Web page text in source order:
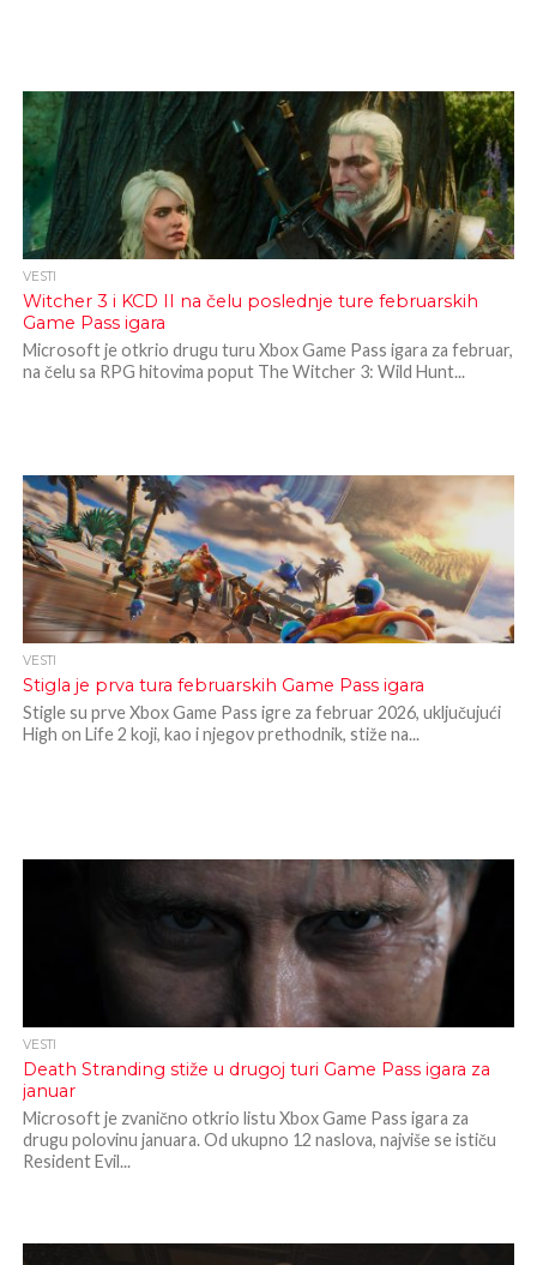
VESTI
Witcher 3 i KCD II na čelu poslednje ture februarskih
Game Pass igara
Microsoft je otkrio drugu turu Xbox Game Pass igara za februar,
na čelu sa RPG hitovima poput The Witcher 3: Wild Hunt...
VESTI
Stigla je prva tura februarskih Game Pass igara
Stigle su prve Xbox Game Pass igre za februar 2026, uključujući
High on Life 2 koji, kao i njegov prethodnik, stiže na...
VESTI
Death Stranding stiže u drugoj turi Game Pass igara za
januar
Microsoft je zvanično otkrio listu Xbox Game Pass igara za
drugu polovinu januara. Od ukupno 12 naslova, najviše se ističu
Resident Evil...